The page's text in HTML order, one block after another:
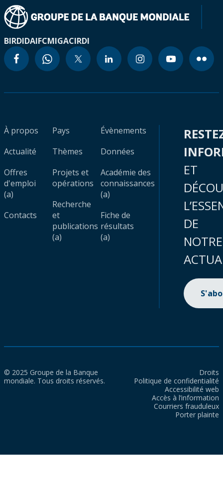
BIRDIDAIFCMIGACIRDI
À propos
Actualité
Offres
d'emploi
(a)
Contacts
Pays
Thèmes
Projets et
opérations
Recherche
et
publications
(a)
Évènements
Données
Académie des
connaissances
(a)
Fiche de
résultats
(a)
ET
DE
NOTRE
© 2025 Groupe de la Banque
mondiale. Tous droits réservés.
Droits
Politique de confidentialité
Accessibilité web
Accès à l’information
Courriers frauduleux
Porter plainte